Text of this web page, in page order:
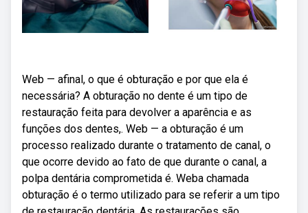
Web — afinal, o que é obturação e por que ela é
necessária? A obturação no dente é um tipo de
restauração feita para devolver a aparência e as
funções dos dentes,. Web — a obturação é um
processo realizado durante o tratamento de canal, o
que ocorre devido ao fato de que durante o canal, a
polpa dentária comprometida é. Weba chamada
obturação é o termo utilizado para se referir a um tipo